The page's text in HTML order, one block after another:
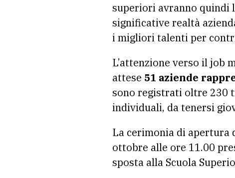
superiori avranno quindi
significative realtà
i migliori talenti per
L’attenzione verso il job
attese 51 aziende
sono registrati oltre 230
individuali, da tenersi
La cerimonia di apertura
ottobre alle ore 11.00
sposta alla Scuola